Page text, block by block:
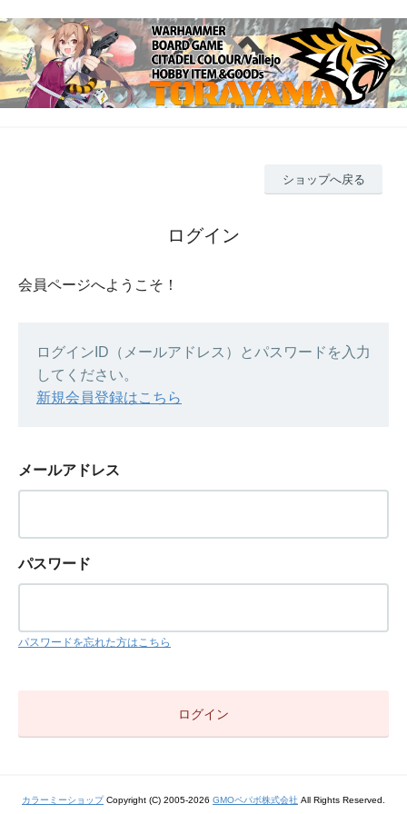
ショップへ戻る
ログイン
会員ページへようこそ！
ログインID（メールアドレス）とパスワードを入力
してください。
新規会員登録はこちら
メールアドレス
パスワード
パスワードを忘れた方はこちら
カラーミーショップCopyright (C) 2005-2026 GMOペパボ株式会社 All Rights Reserved.